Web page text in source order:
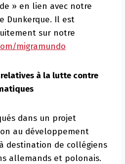
» en lien avec notre
Dunkerque. Il est
sur notre
migramundo
relatives à la lutte contre
dans un projet
au développement
à destination de collégiens
allemands et polonais.